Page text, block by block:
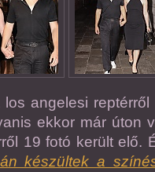
angelesi
ekkor már úton
19 fotó került elő.
készültek a